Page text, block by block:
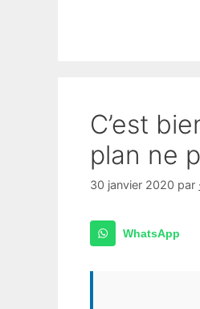
C’est
plan ne
30 janvier 2020 par
WhatsApp